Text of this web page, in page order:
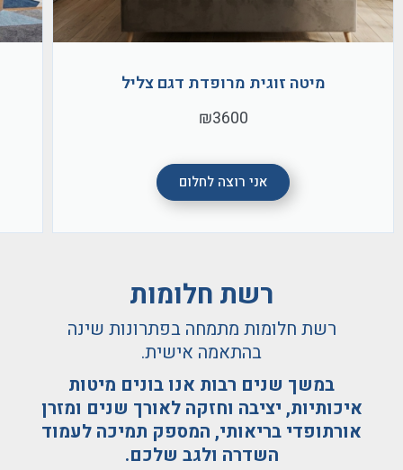
מיטה זוגית מרופדת דגם צליל
₪3600
אני רוצה לחלום
רשת חלומות
רשת חלומות מתמחה בפתרונות שינה
בהתאמה אישית.
במשך שנים רבות אנו בונים מיטות
איכותיות, יציבה וחזקה לאורך שנים ומזרן
אורתופדי בריאותי, המספק תמיכה לעמוד
השדרה ולגב שלכם.